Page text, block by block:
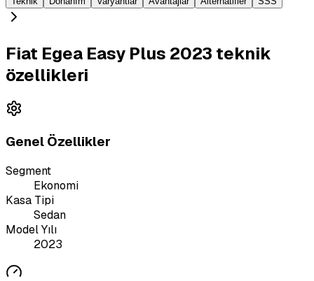
Fiat Egea Easy Plus 2023 teknik
özellikleri
Genel Özellikler
Segment
Ekonomi
Kasa Tipi
Sedan
Model Yılı
2023